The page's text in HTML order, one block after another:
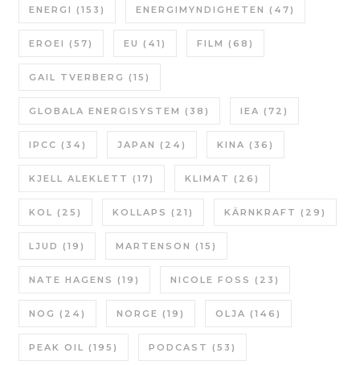
ENERGI (153) ENERGIMYNDIGHETEN (47)
EROEI (57) EU (41) FILM (68)
GAIL TVERBERG (15)
GLOBALA ENERGISYSTEM (38) IEA (72)
IPCC (34) JAPAN (24) KINA (36)
KJELL ALEKLETT (17) KLIMAT (26)
KOL (25) KOLLAPS (21) KÄRNKRAFT (29)
LJUD (19) MARTENSON (15)
NATE HAGENS (19) NICOLE FOSS (23)
NOG (24) NORGE (19) OLJA (146)
PEAK OIL (195) PODCAST (53)